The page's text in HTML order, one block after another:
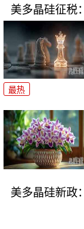
美多晶硅征税
最热
美多晶硅新政